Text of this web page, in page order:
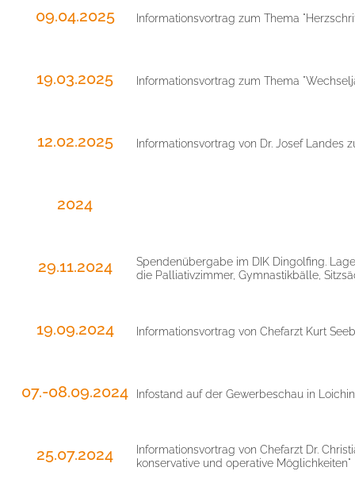
09.04.2025 Informationsvortrag zum Thema
19.03.2025 Informationsvortrag zum Thema
12.02.2025 Informationsvortrag von Dr. Josef Landes
2024
29.11.2024
Spendenübergabe im DIK Dingolfing.
die Palliativzimmer, Gymnastikbälle,
19.09.2024 Informationsvortrag von Chefarzt Kurt
07.-08.09.2024 Infostand auf der Gewerbeschau in
25.07.2024
Informationsvortrag von Chefarzt Dr.
konservative und operative Möglichkeiten"